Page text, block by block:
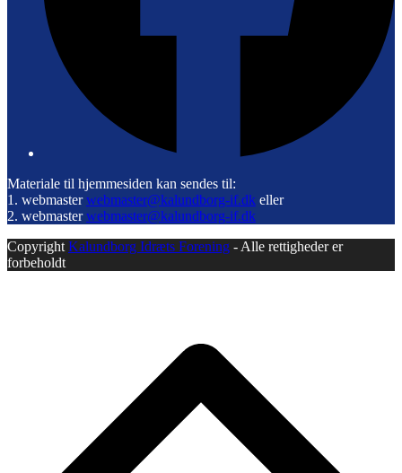
Materiale til hjemmesiden kan sendes til:
1. webmasterwebmaster@kalundborg-if.dk eller
2. webmasterwebmaster@kalundborg-if.dk
Copyright Kalundborg Idræts Forening - Alle rettigheder er
forbeholdt